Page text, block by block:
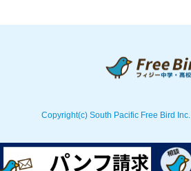
Copyright(c) South Pacific Free Bird